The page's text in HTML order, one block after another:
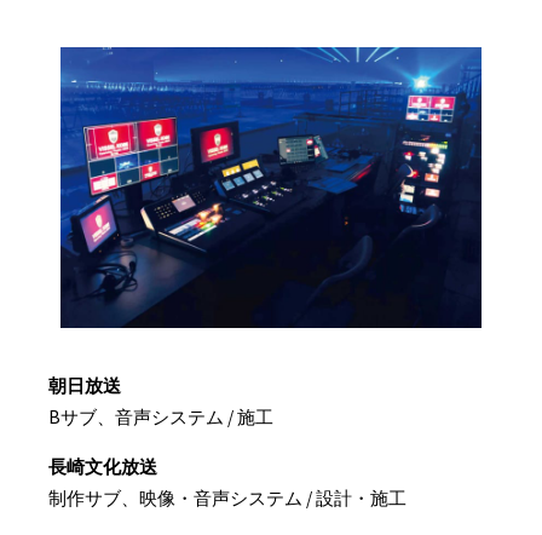
朝日放送
Bサブ、音声システム / 施工
長崎文化放送
制作サブ、映像・音声システム / 設計・施工